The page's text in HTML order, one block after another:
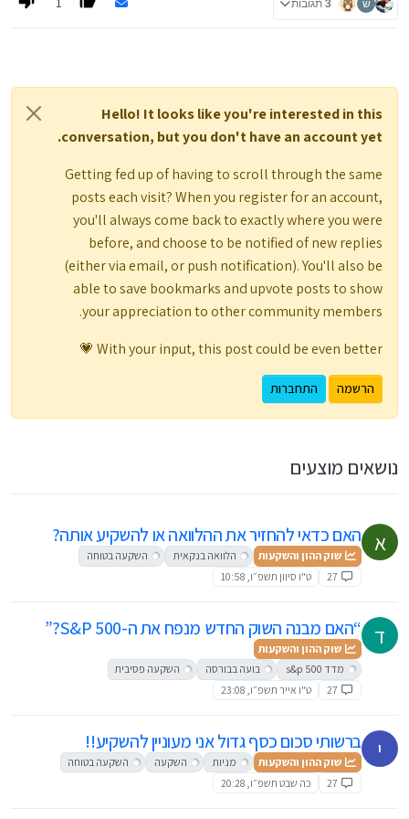
ולסיום, בתיק עצמאי, תצטרכו להכנס ולרכוש בכל פעם שתפקידו כסף,
אם תרצו להתייעץ בכל נושא תוכלו לפנות אלי למייל שבחתימה
Hello! It looks like you're interested in this
conversation, but you don't have an account yet.
Getting fed up of having to scroll through the same
posts each visit? When you register for an account,
you'll always come back to exactly where you were
before, and choose to be notified of new replies
(either via email, or push notification). You'll also be
able to save bookmarks and upvote posts to show
your appreciation to other community members.
With your input, this post could be even better 💗
הרשמה התחברות
נושאים מוצעים
א האם כדאי להחזיר את ההלוואה או להשקיע אותה?
שוק ההון והשקעות הלוואה בנקאית
השקעה בטוחה
27
ט"ו סיוון תשפ״ו, 10:58
ד “האם מבנה השוק החדש מנפח את ה-S&P 500?”
שוק ההון והשקעות
מדד s&p 500
בועה בבורסה
השקעה פסיבית
27
ט"ו אייר תשפ״ו, 23:08
י ברשותי סכום כסף גדול אני מעוניין להשקיע!!
שוק ההון והשקעות מניות השקעה
השקעה בטוחה
27
כה שבט תשפ״ו, 20:28